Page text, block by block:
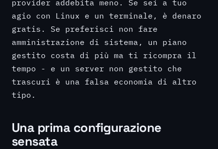
provider addebita meno. Se sei a tuo
agio con Linux e un terminale, è denaro
gratis. Se preferisci non fare
amministrazione di sistema, un piano
gestito costa di più ma ti ricompra il
tempo - e un server non gestito che
trascuri è una falsa economia di altro
tipo.
Una prima configurazione
sensata